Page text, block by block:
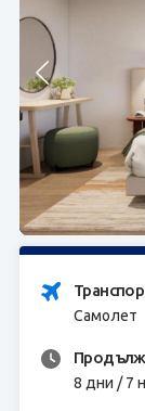
Визи
Контакти
За нас
Самолет
8 дни / 7